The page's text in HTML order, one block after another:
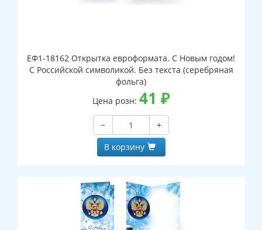
ЕФ1-18162 Открытка евроформата. С Новым годом!
С Российской символикой. Без текста (серебряная
фольга)
Цена розн: 41 ₽
−
+
В корзину